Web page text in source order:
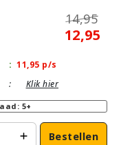
14,95
12,95
: 11,95 p/s
: Klik hier
5+
Bestellen